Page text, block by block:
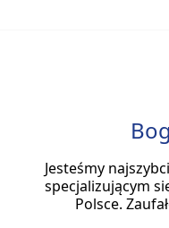
Jesteśmy
specjalizującym
Polsce.